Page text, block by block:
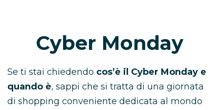
Cyber Monday
Se ti stai chiedendo cos’è il Cyber Monday e
quando è, sappi che si tratta di una giornata
di shopping conveniente dedicata al mondo